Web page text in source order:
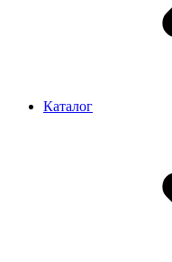
Каталог